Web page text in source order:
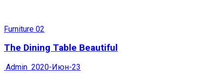
Furniture 02
The Dining Table Beautiful
Admin 2020-Июн-23